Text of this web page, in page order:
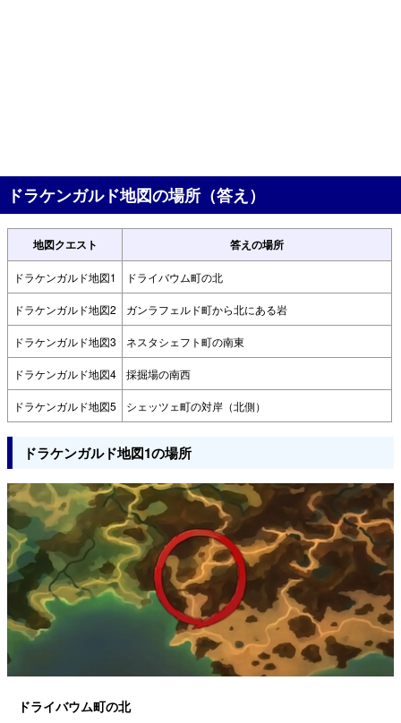
ドラケンガルド地図の場所（答え）
地図クエスト 答えの場所
ドラケンガルド地図1 ドライバウム町の北
ドラケンガルド地図2 ガンラフェルド町から北にある岩
ドラケンガルド地図3 ネスタシェフト町の南東
ドラケンガルド地図4 採掘場の南西
ドラケンガルド地図5 シェッツェ町の対岸（北側）
ドラケンガルド地図1の場所
ドライバウム町の北